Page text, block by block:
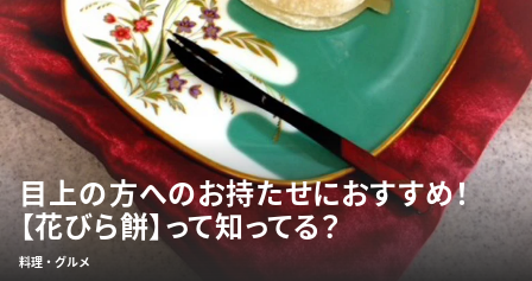
目上の方へのお持たせにおすすめ！
【花びら餅】って知ってる？
料理・グルメ